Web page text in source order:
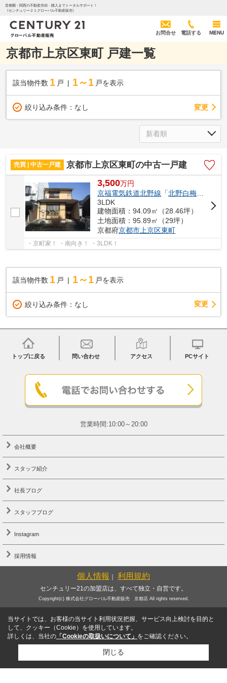
首都圏・関西の不動産売却・購入までトータルサポート！
《センチュリー２１グローバル不動産販売》
お問合せ 電話する MENU
京都市上京区東町 戸建一覧
該当物件数 1 戸 1～1 戸を表示
絞り込み条件： なし 変更
売買 | 中古一戸建 京都市上京区東町の中古一戸建
3,500万円
京福電気鉄道北野線 「北野白梅町
3LDK
建物面積：94.09㎡（28.46坪）
土地面積：95.89㎡（29坪）
京都府京都市上京区東町
・京町家！ ・南向き！ ・3LDK！
該当物件数 1 戸 1～1 戸を表示
絞り込み条件： なし 変更
トップに戻る 問い合わせ アクセス PCサイト
営業時間:10:00～20:00
会社概要
スタッフ紹介
社長ブログ
スタッフブログ
Instagram
採用情報
個人情報 利用規約
センチュリー21の加盟店は、すべて独立・自営です。
Copyright(c) 株式会社グローバル不動産販売 京都店 All rights reserved.
当サイトでは、お客様の当サイト利用状況把握、サービス向上検討を目的と
して、クッキー（Cookie）を使用しています。
詳しくは、当社の 「Cookieの取扱いについて」 をご確認ください。
閉じる